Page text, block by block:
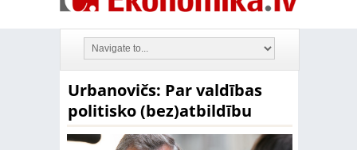
Urbanovičs: Par valdības
politisko (bez)atbildību